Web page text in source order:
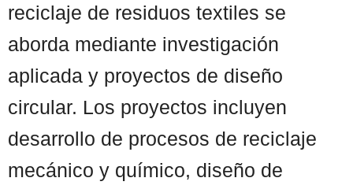
reciclaje de residuos textiles se
aborda mediante investigación
aplicada y proyectos de diseño
circular. Los proyectos incluyen
desarrollo de procesos de reciclaje
mecánico y químico, diseño de